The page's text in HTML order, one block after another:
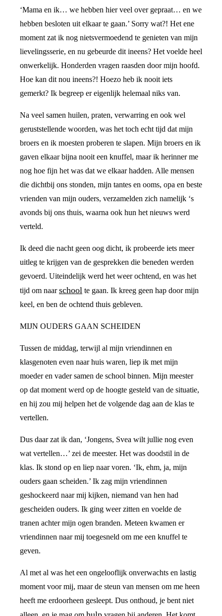
‘Mama en ik… we hebben hier veel over gepraat… en we
hebben besloten uit elkaar te gaan.’ Sorry wat?! Het ene
moment zat ik nog nietsvermoedend te genieten van mijn
lievelingsserie, en nu gebeurde dit ineens? Het voelde heel
onwerkelijk. Honderden vragen raasden door mijn hoofd.
Hoe kan dit nou ineens?! Hoezo heb ik nooit iets
gemerkt? Ik begreep er eigenlijk helemaal niks van.
Na veel samen huilen, praten, verwarring en ook wel
geruststellende woorden, was het toch echt tijd dat mijn
broers en ik moesten proberen te slapen. Mijn broers en ik
gaven elkaar bijna nooit een knuffel, maar ik herinner me
nog hoe fijn het was dat we elkaar hadden. Alle mensen
die dichtbij ons stonden, mijn tantes en ooms, opa en beste
vrienden van mijn ouders, verzamelden zich namelijk ‘s
avonds bij ons thuis, waarna ook hun het nieuws werd
verteld.
Ik deed die nacht geen oog dicht, ik probeerde iets meer
uitleg te krijgen van de gesprekken die beneden werden
gevoerd. Uiteindelijk werd het weer ochtend, en was het
tijd om naarschool te gaan. Ik kreeg geen hap door mijn
keel, en ben de ochtend thuis gebleven.
MIJN OUDERS GAAN SCHEIDEN
Tussen de middag, terwijl al mijn vriendinnen en
klasgenoten even naar huis waren, liep ik met mijn
moeder en vader samen de school binnen. Mijn meester
op dat moment werd op de hoogte gesteld van de situatie,
en hij zou mij helpen het de volgende dag aan de klas te
vertellen.
Dus daar zat ik dan, ‘Jongens, Svea wilt jullie nog even
wat vertellen…’ zei de meester. Het was doodstil in de
klas. Ik stond op en liep naar voren. ‘Ik, ehm, ja, mijn
ouders gaan scheiden.’ Ik zag mijn vriendinnen
geshockeerd naar mij kijken, niemand van hen had
gescheiden ouders. Ik ging weer zitten en voelde de
tranen achter mijn ogen branden. Meteen kwamen er
vriendinnen naar mij toegesneld om me een knuffel te
geven.
Al met al was het een ongelooflijk onverwachts en lastig
moment voor mij, maar de steun van mensen om me heen
heeft me erdoorheen gesleept. Dus onthoud, je bent niet